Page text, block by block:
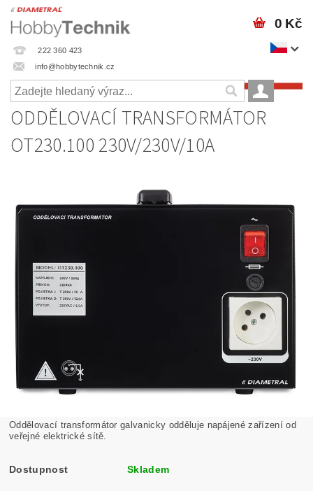
222 360 423
info@hobbytechnik.cz
0 Kč
ODDĚLOVACÍ TRANSFORMÁTOR
OT230.100 230V/230V/10A
Oddělovací transformátor galvanicky odděluje napájené zařízení od
veřejné elektrické sítě.
Dostupnost Skladem